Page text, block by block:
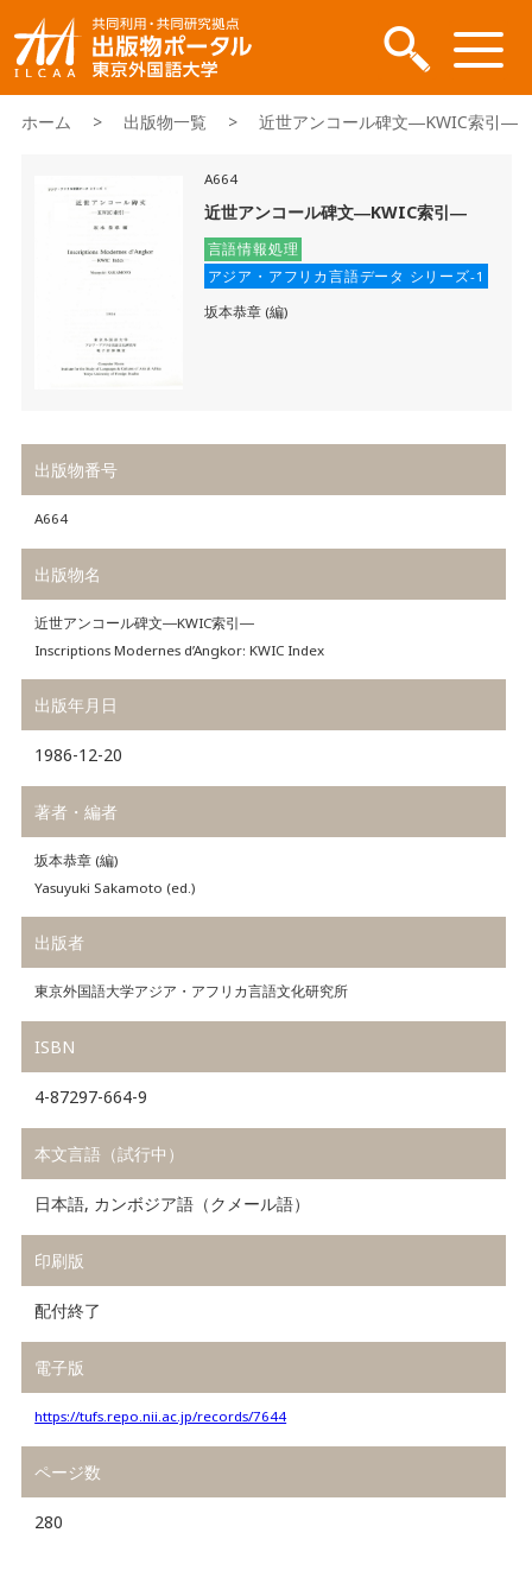
ホーム > 出版物一覧 > 近世アンコール碑文―KWIC索引―
A664
近世アンコール碑文―KWIC索引―
言語情報処理
アジア・アフリカ言語データ シリーズ-1
坂本恭章 (編)
出版物番号
A664
出版物名
近世アンコール碑文―KWIC索引―
Inscriptions Modernes d’Angkor: KWIC Index
出版年月日
1986-12-20
著者・編者
坂本恭章 (編)
Yasuyuki Sakamoto (ed.)
出版者
東京外国語大学アジア・アフリカ言語文化研究所
ISBN
4-87297-664-9
本文言語（試行中）
日本語, カンボジア語（クメール語）
印刷版
配付終了
電子版
https://tufs.repo.nii.ac.jp/records/7644
ページ数
280